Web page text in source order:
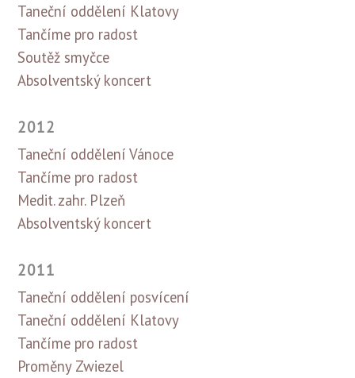
Taneční oddělení Klatovy
Tančíme pro radost
Soutěž smyčce
Absolventský koncert
2012
Taneční oddělení Vánoce
Tančíme pro radost
Medit. zahr. Plzeň
Absolventský koncert
2011
Taneční oddělení posvícení
Taneční oddělení Klatovy
Tančíme pro radost
Proměny Zwiezel